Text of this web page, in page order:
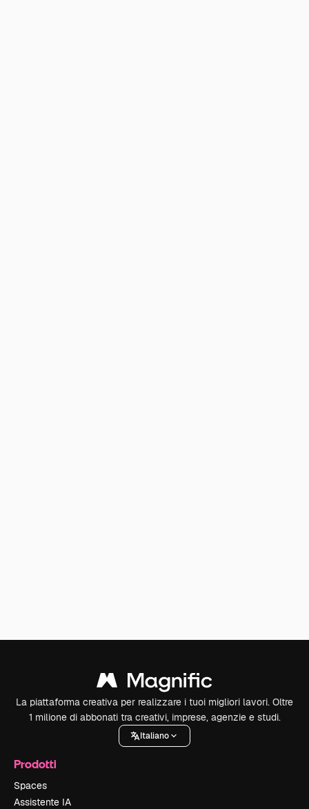
La piattaforma creativa per realizzare i tuoi migliori lavori. Oltre
1 milione di abbonati tra creativi, imprese, agenzie e studi.
Italiano
Prodotti
Spaces
Assistente IA